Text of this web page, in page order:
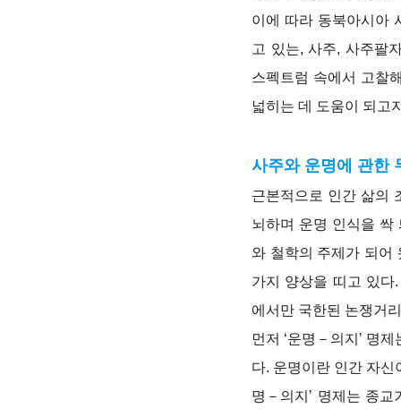
이에 따라 동북아시아
고 있는, 사주, 사주팔
스펙트럼 속에서 고찰
넓히는 데 도움이 되고
사주와 운명에 관한
근본적으로 인간 삶의
뇌하며 운명 인식을 싹
와 철학의 주제가 되어
가지 양상을 띠고 있다.
에서만 국한된 논쟁거
먼저 ‘운명－의지’ 명
다. 운명이란 인간 자신
명－의지’ 명제는 종